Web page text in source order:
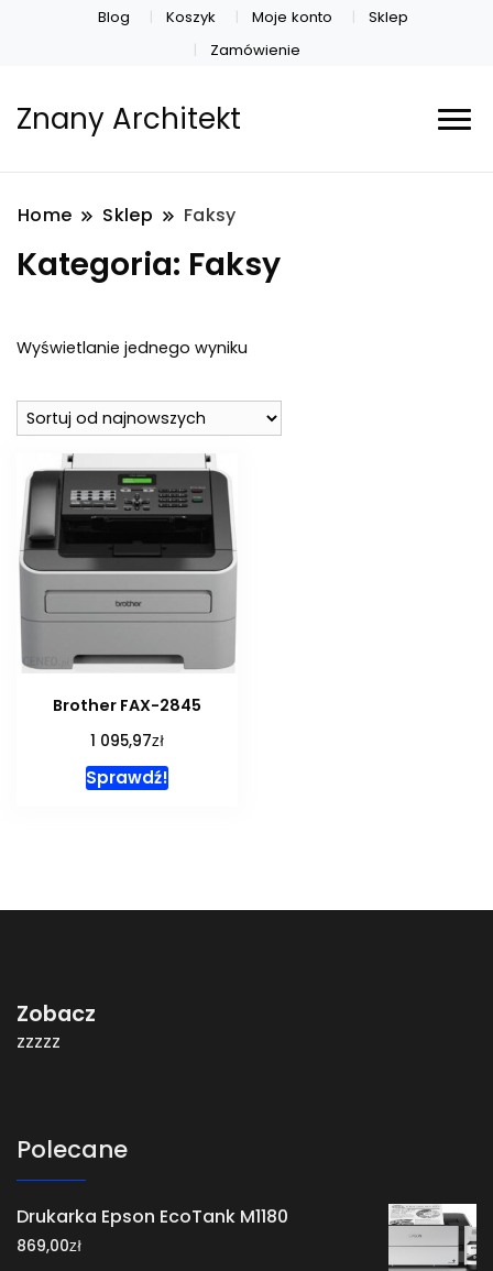
Blog Koszyk Moje konto
Sklep
Zamówienie
Znany Architekt
Home Sklep Faksy
Kategoria: Faksy
Wyświetlanie jednego wyniku
Brother FAX-2845
1 095,97zł
Sprawdź!
Zobacz
zzzzz
Polecane
Drukarka Epson EcoTank M1180
869,00zł